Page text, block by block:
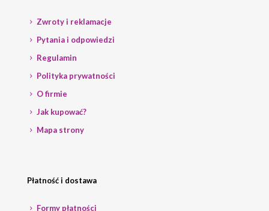
Zwroty i reklamacje
Pytania i odpowiedzi
Regulamin
Polityka prywatności
O firmie
Jak kupować?
Mapa strony
Płatność i dostawa
Formy płatności